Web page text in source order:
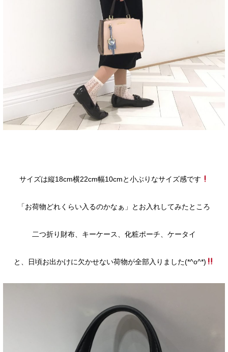
サイズは縦18cm横22cm幅10cmと小ぶりなサイズ感です
「お荷物どれくらい入るのかなぁ」とお入れしてみたところ
二つ折り財布、キーケース、化粧ポーチ、ケータイ
と、日頃お出かけに欠かせない荷物が全部入りました(*^o^*)